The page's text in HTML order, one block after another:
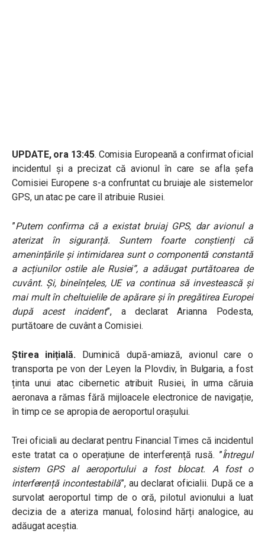
UPDATE, ora 13:45. Comisia Europeană a confirmat oficial
incidentul și a precizat că avionul în care se afla șefa
Comisiei Europene s-a confruntat cu bruiaje ale sistemelor
GPS, un atac pe care îl atribuie Rusiei.
”Putem confirma că a existat bruiaj GPS, dar avionul a
aterizat în siguranță. Suntem foarte conștienți că
amenințările și intimidarea sunt o componentă constantă
a acțiunilor ostile ale Rusiei”, a adăugat purtătoarea de
cuvânt. Și, bineînțeles, UE va continua să investească și
mai mult în cheltuielile de apărare și în pregătirea Europei
după acest incident”, a declarat Arianna Podesta,
purtătoare de cuvânt a Comisiei.
Știrea inițială. Duminică după-amiază, avionul care o
transporta pe von der Leyen la Plovdiv, în Bulgaria, a fost
ținta unui atac cibernetic atribuit Rusiei, în urma căruia
aeronava a rămas fără mijloacele electronice de navigație,
în timp ce se apropia de aeroportul orașului.
Trei oficiali au declarat pentru Financial Times că incidentul
este tratat ca o operațiune de interferență rusă. ”Întregul
sistem GPS al aeroportului a fost blocat. A fost o
interferență incontestabilă”, au declarat oficialii. După ce a
survolat aeroportul timp de o oră, pilotul avionului a luat
decizia de a ateriza manual, folosind hărți analogice, au
adăugat aceștia.